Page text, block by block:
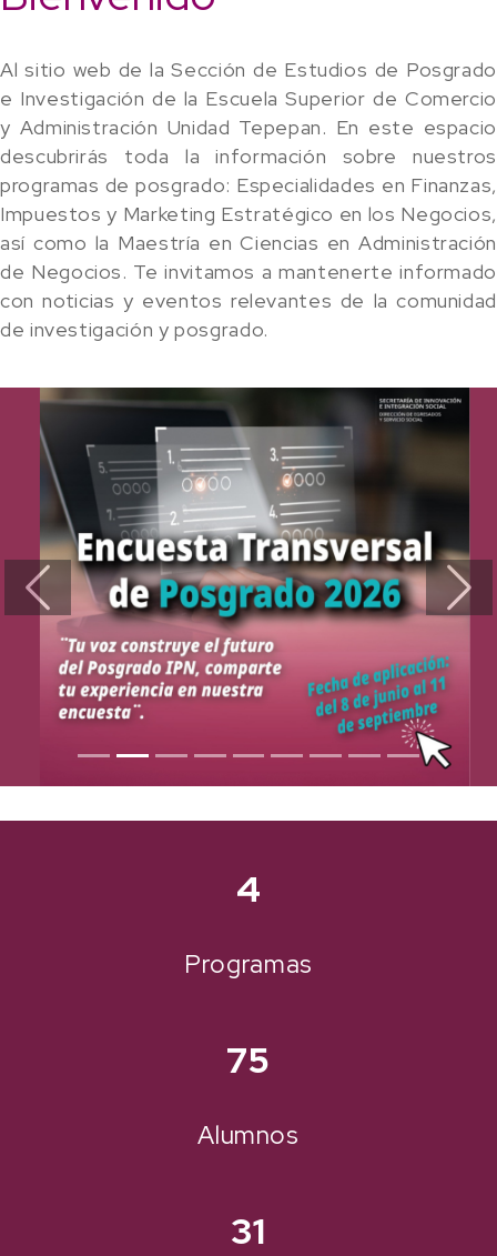
Al sitio web de la Sección de Estudios de Posgrado
e Investigación de la Escuela Superior de Comercio
y Administración Unidad Tepepan. En este espacio
descubrirás toda la información sobre nuestros
programas de posgrado: Especialidades en Finanzas,
Impuestos y Marketing Estratégico en los Negocios,
así como la Maestría en Ciencias en Administración
de Negocios. Te invitamos a mantenerte informado
con noticias y eventos relevantes de la comunidad
de investigación y posgrado.
Previous Next
4
Programas
75
Alumnos
31